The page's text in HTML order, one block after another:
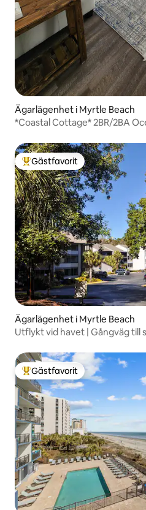
Ägarlägenhet i Myrtle Beach
*Coastal Cottage* 2BR/2BA
Populär gästfavorit
Gästfavorit
Ägarlägenhet i Myrtle Beach
Utflykt vid havet | Gångväg till
Populär gästfavorit
Gästfavorit